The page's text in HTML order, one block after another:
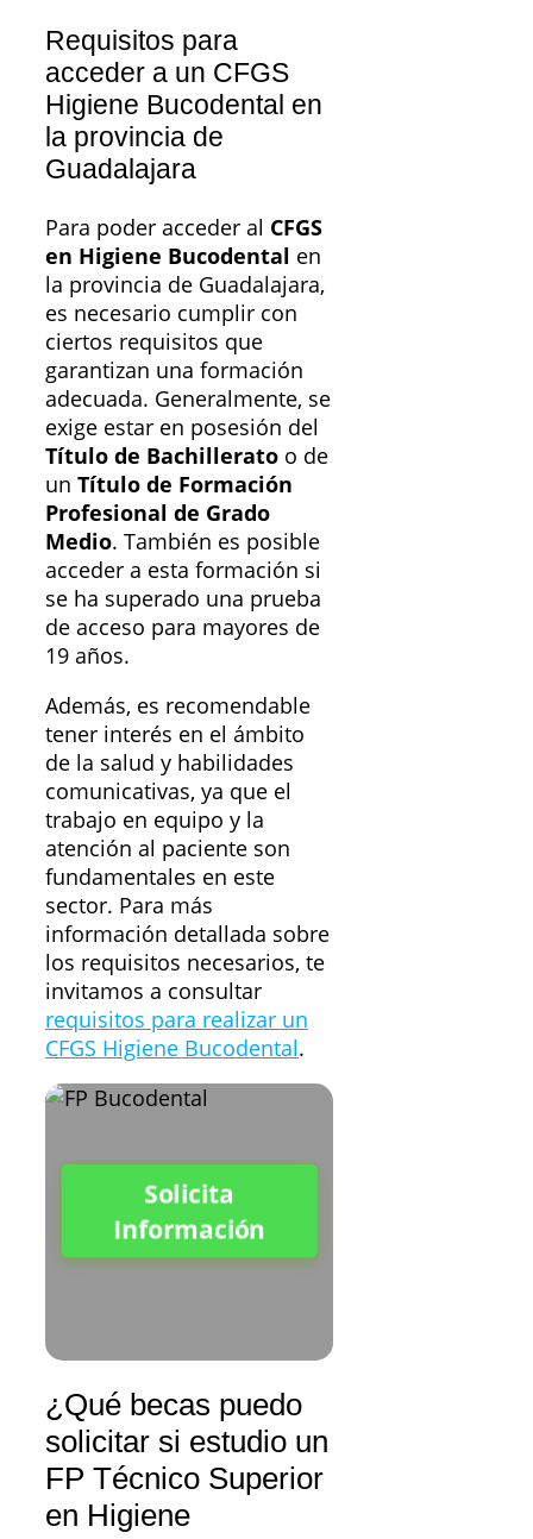
Requisitos para
acceder a un CFGS
Higiene Bucodental en
la provincia de
Guadalajara
Para poder acceder al CFGS
en Higiene Bucodental en
la provincia de Guadalajara,
es necesario cumplir con
ciertos requisitos que
garantizan una formación
adecuada. Generalmente, se
exige estar en posesión del
Título de Bachillerato o de
un Título de Formación
Profesional de Grado
Medio. También es posible
acceder a esta formación si
se ha superado una prueba
de acceso para mayores de
19 años.
Además, es recomendable
tener interés en el ámbito
de la salud y habilidades
comunicativas, ya que el
trabajo en equipo y la
atención al paciente son
fundamentales en este
sector. Para más
información detallada sobre
los requisitos necesarios, te
invitamos a consultar
requisitos para realizar un
CFGS Higiene Bucodental.
Solicita
Información
¿Qué becas puedo
solicitar si estudio un
FP Técnico Superior
en Higiene